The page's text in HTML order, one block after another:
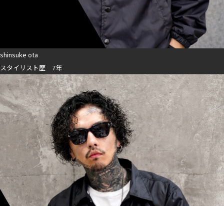
shinsuke ota
スタイリスト歴 7年